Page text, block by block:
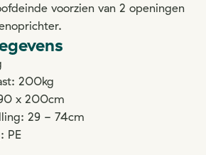
voorzien van 2 openingen
200kg
x 200cm
29 - 74cm
PE